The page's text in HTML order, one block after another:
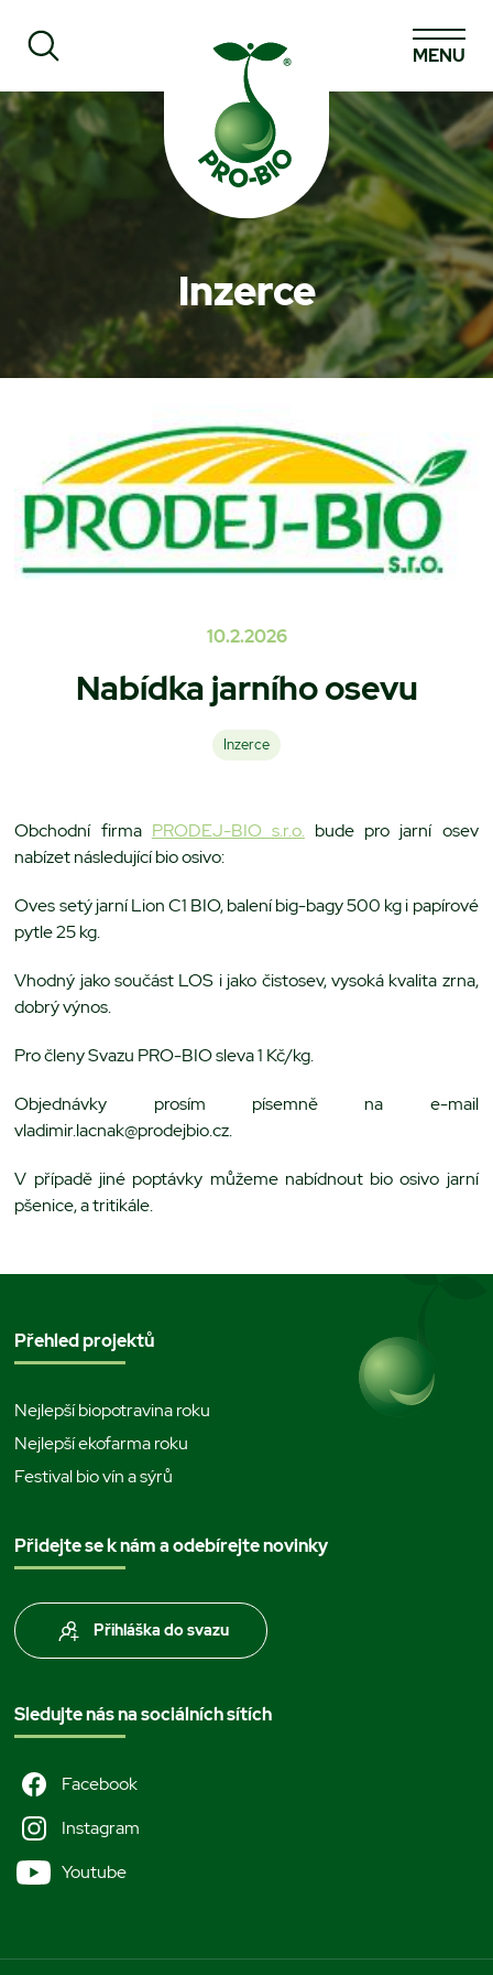
Prohledat PRO-BIO
MENU
Inzerce
10.2.2026
Nabídka jarního osevu
Inzerce
Obchodní firma PRODEJ-BIO s.r.o.bude pro jarní osev
nabízet následující bio osivo:
Oves setý jarní Lion C1 BIO, balení big-bagy 500 kg i papírové
pytle 25 kg.
Vhodný jako součást LOS i jako čistosev, vysoká kvalita zrna,
dobrý výnos.
Pro členy Svazu PRO-BIO sleva 1 Kč/kg.
Objednávky prosím písemně na e-mail
vladimir.lacnak@prodejbio.cz.
V případě jiné poptávky můžeme nabídnout bio osivo jarní
pšenice, a tritikále.
Přehled projektů
Nejlepší biopotravina roku
Nejlepší ekofarma roku
Festival bio vín a sýrů
Přidejte se k nám a odebírejte novinky
Přihláška do svazu
Sledujte nás na sociálních sítích
Facebook
Instagram
Youtube